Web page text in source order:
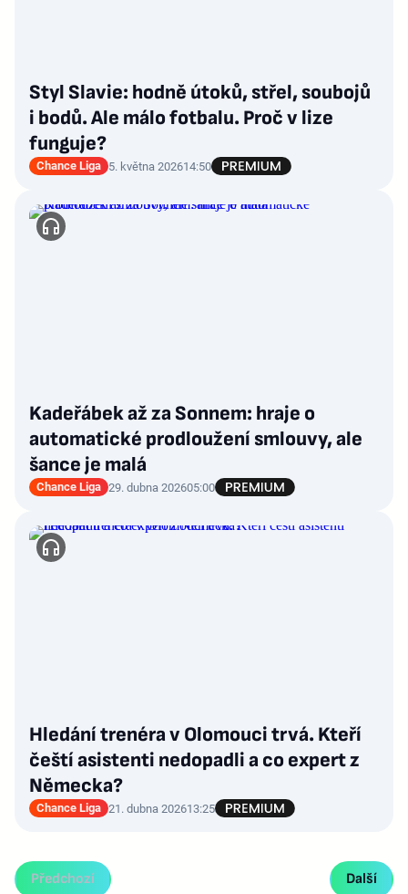
Styl Slavie: hodně útoků, střel, soubojů
i bodů. Ale málo fotbalu. Proč v lize
funguje?
Chance Liga 5. května 202614:50
Kadeřábek až za Sonnem: hraje o
automatické prodloužení smlouvy, ale
šance je malá
Chance Liga 29. dubna 202605:00
Hledání trenéra v Olomouci trvá. Kteří
čeští asistenti nedopadli a co expert z
Německa?
Chance Liga 21. dubna 202613:25
Předchozí Další